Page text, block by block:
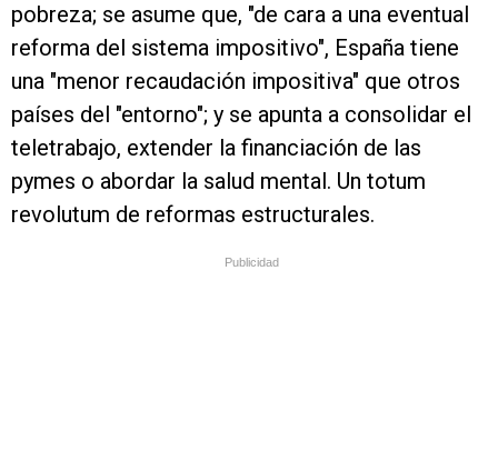
pobreza; se asume que, "de cara a una eventual
reforma del sistema impositivo", España tiene
una "menor recaudación impositiva" que otros
países del "entorno"; y se apunta a consolidar el
teletrabajo, extender la financiación de las
pymes o abordar la salud mental. Un totum
revolutum de reformas estructurales.
Publicidad